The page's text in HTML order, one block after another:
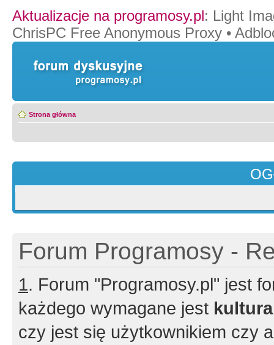
Aktualizacje na programosy.pl: Light
ChrisPC Free Anonymous Proxy •
Strona główna
Forum Programosy -
1. Forum "Programosy.pl" jest
każdego wymagane jest
czy jest się użytkownikiem czy